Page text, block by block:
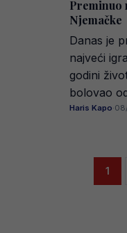
Preminuo
Njemačke
Danas je
najveći
godini
bolovao
Haris Kapo·
1